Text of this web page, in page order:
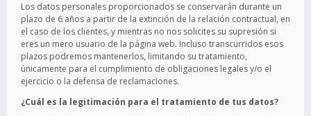
Los datos personales proporcionados se conservarán durante un
plazo de 6 años a partir de la extinción de la relación contractual, en
el caso de los clientes, y mientras no nos solicites su supresión si
eres un mero usuario de la página web. Incluso transcurridos esos
plazos podremos mantenerlos, limitando su tratamiento,
únicamente para el cumplimiento de obligaciones legales y/o el
ejercicio o la defensa de reclamaciones.
¿Cuál es la legitimación para el tratamiento de tus datos?